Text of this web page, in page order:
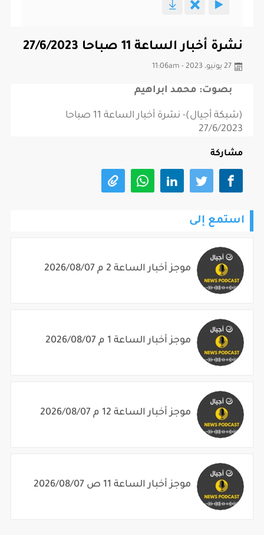
نشرة أخبار الساعة 11 صباحا 27/6/2023
27 يونيو، 2023 - 11:06am
بصوت: محمد ابراهيم
(شبكة أجيال)- نشرة أخبار الساعة 11 صباحا
27/6/2023
مشاركة
استمع إلى
موجز أخبار الساعة 2 م 2026/08/07
موجز أخبار الساعة 1 م 2026/08/07
موجز أخبار الساعة 12 م 2026/08/07
موجز أخبار الساعة 11 ص 2026/08/07